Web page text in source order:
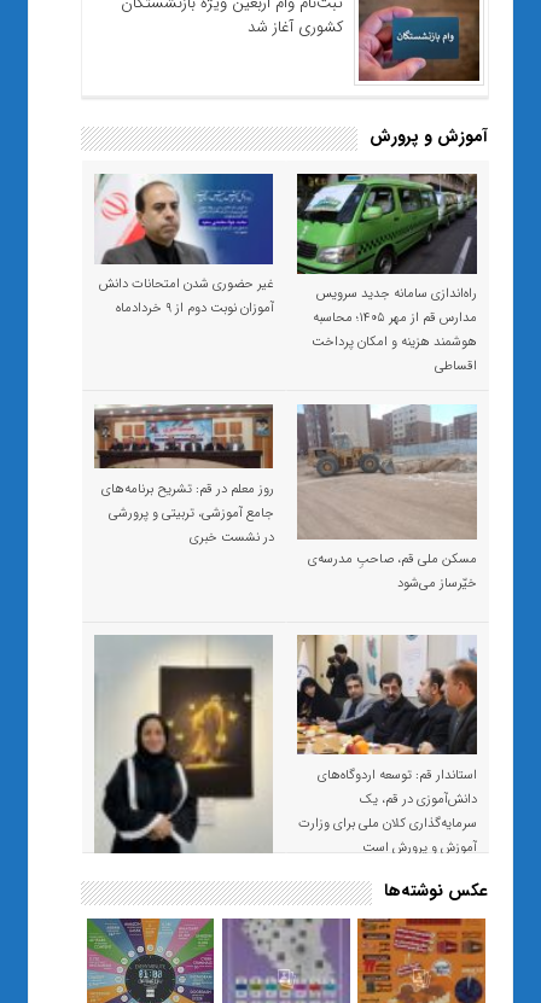
کشوری آغاز شد
آموزش و پرورش
راه‌اندازی سامانه جدید سرویس
مدارس قم از مهر ۱۴۰۵؛ محاسبه
هوشمند هزینه و امکان پرداخت
اقساطی
غیر حضوری شدن امتحانات دانش
آموزان نوبت دوم از ۹ خردادماه
مسکن ملی قم، صاحبِ مدرسه‌ی
خیّرساز می‌شود
روز معلم در قم: تشریح برنامه‌های
جامع آموزشی، تربیتی و پرورشی
در نشست خبری
استاندار قم: توسعه اردوگاه‌های
دانش‌آموزی در قم، یک
سرمایه‌گذاری کلان ملی برای وزارت
آموزش و پرورش است
«صبر و اعتماد؛ روایت معلمی که
نسل Z را از بی‌هدفی به خودباوری
رساند / از یک کلاس ساده در قم تا
حضور مشترک معلم و هنرجویان
در مهم‌ترین گالری قرآنی هوش
عکس نوشته‌ها